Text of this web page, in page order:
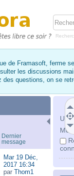
de Framasoft, ferme
les discussions
des questions, on se
Mot
Dernier
message
Mar 19 Déc,
2017 16:34
par Thom1